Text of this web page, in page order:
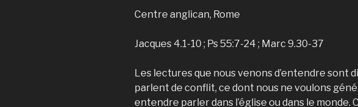
Centre anglican, Rome
Jacques 4.1-10 ; Ps 55:7-24 ; Marc 9.30-37
Les lectures que nous venons d’entendre sont
parlent de conflit, ce dont nous ne voulons
entendre parler dans l’église ou dans le